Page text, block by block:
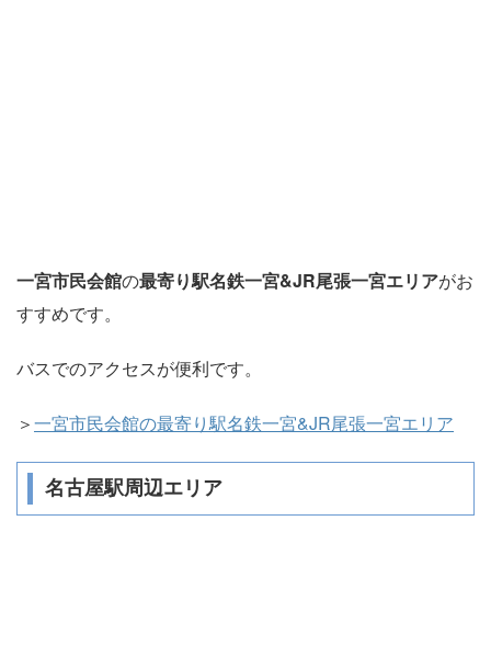
一宮市民会館の最寄り駅名鉄一宮&JR尾張一宮エリアがお
すすめです。
バスでのアクセスが便利です。
＞一宮市民会館の最寄り駅名鉄一宮&JR尾張一宮エリア
名古屋駅周辺エリア